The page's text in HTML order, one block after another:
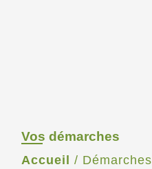
Vos démarches
Accueil / Démarches